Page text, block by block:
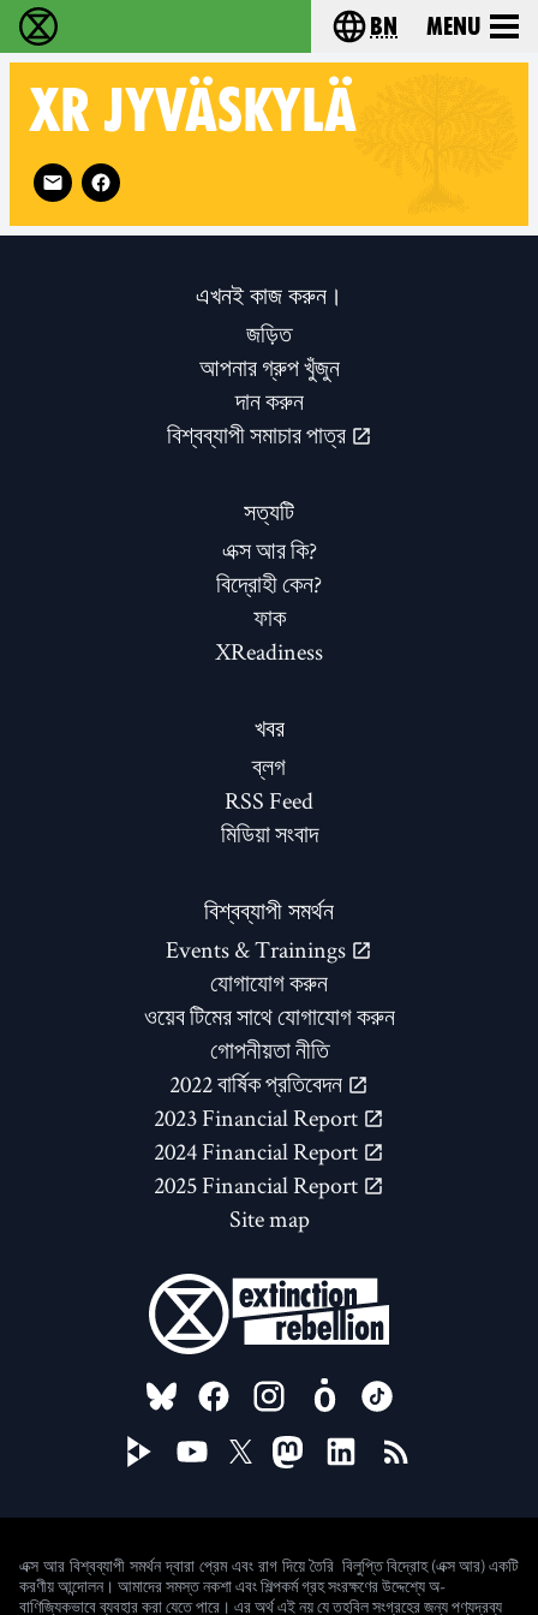
বিলুপ্তি বিদ্রোহ - Home Choose your
bn Menu
XR JYVÄSKYLÄ
Follow XR Jyväskylä on
এখনই কাজ করুন।
জড়িত
আপনার গ্রুপ খুঁজুন
দান করুন
বিশ্বব্যাপী সমাচার পাত্র
সত্যটি
এক্স আর কি?
বিদ্রোহী কেন?
ফাক
XReadiness
খবর
ব্লগ
RSS Feed
মিডিয়া সংবাদ
বিশ্বব্যাপী সমর্থন
Events & Trainings
যোগাযোগ করুন
ওয়েব টিমের সাথে যোগাযোগ করুন
গোপনীয়তা নীতি
2022 বার্ষিক প্রতিবেদন
2023 Financial Report
2024 Financial Report
2025 Financial Report
Site map
FOLLOW US ON
এক্স আর বিশ্বব্যাপী সমর্থন দ্বারা প্রেম এবং রাগ দিয়ে তৈরি বিলুপ্তি বিদ্রোহ (এক্স আর) একটি
করণীয় আন্দোলন। আমাদের সমস্ত নকশা এবং শিল্পকর্ম গ্রহ সংরক্ষণের উদ্দেশ্যে অ-
বাণিজ্যিকভাবে ব্যবহার করা যেতে পারে। এর অর্থ এই নয় যে তহবিল সংগ্রহের জন্য পণ্যদ্রব্য